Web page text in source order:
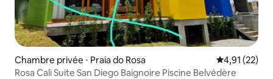
Chambre privée ⋅ Praia do Rosa Évaluation
4,91 (22)
Rosa Cali Suite San Diego Baignoire Piscine Belvédère